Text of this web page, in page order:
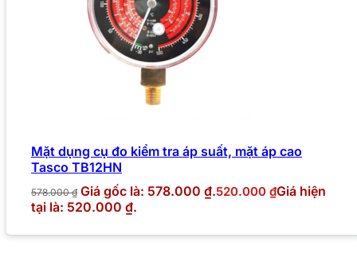
Mặt dụng cụ đo kiểm tra áp suất, mặt áp cao
Tasco TB12HN
578.000₫ Giá gốc là: 578.000 ₫.520.000 ₫Giá hiện
tại là: 520.000 ₫.